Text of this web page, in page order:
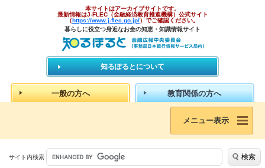
本サイトはアーカイブサイトです。
最新情報はJ-FLEC（金融経済教育推進機構）公式サイト
（https://www.j-flec.go.jp/）でご確認ください。
暮らしに役立つ身近なお金の知恵・知識情報サイト
知るぽるとについて
一般の方へ 教育関係の方へ
メニュー表示
サイト内検索 検索